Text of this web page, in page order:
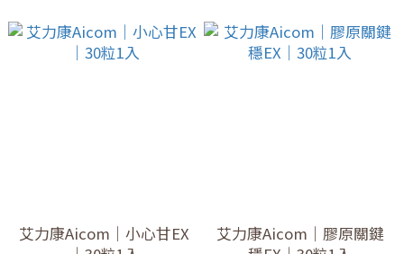
艾力康Aicom｜小心甘EX
艾力康Aicom｜膠原關鍵